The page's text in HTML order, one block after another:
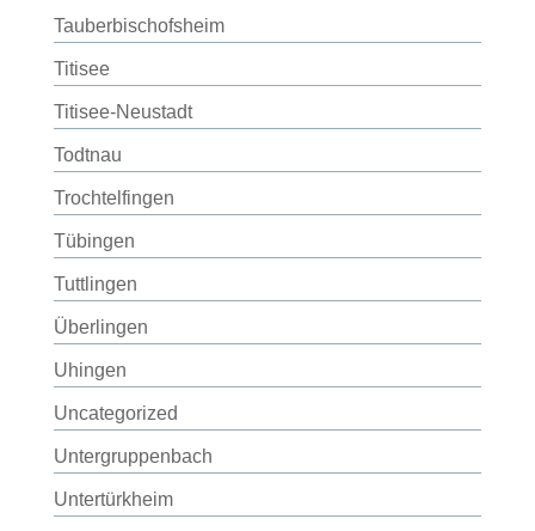
Tauberbischofsheim
Titisee
Titisee-Neustadt
Todtnau
Trochtelfingen
Tübingen
Tuttlingen
Überlingen
Uhingen
Uncategorized
Untergruppenbach
Untertürkheim